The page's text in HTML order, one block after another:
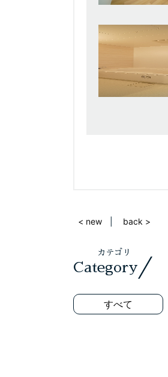
< new back >
カテゴリ
Category／
すべて